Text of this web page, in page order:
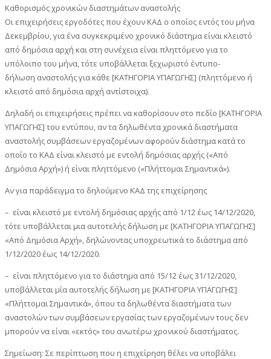
Καθορισμός χρονικών διαστημάτων αναστολής
Οι επιχειρήσεις εργοδότες που έχουν ΚΑΔ ο οποίος εντός του μήνα
Δεκεμβρίου, για ένα συγκεκριμένο χρονικό διάστημα είναι κλειστό
από δημόσια αρχή και στη συνέχεια είναι πληττόμενο για το
υπόλοιπο του μήνα, τότε υποβάλλεται ξεχωριστό έντυπο-
δήλωση αναστολής για κάθε [ΚΑΤΗΓΟΡΙΑ ΥΠΑΓΩΓΗΣ] (πληττόμενο ή
κλειστό από δημόσια αρχή αντίστοιχα).
Δηλαδή οι επιχειρήσεις πρέπει να καθορίσουν στο πεδίο [ΚΑΤΗΓΟΡΙΑ
ΥΠΑΓΩΓΗΣ] του εντύπου, αν τα δηλωθέντα χρονικά διαστήματα
αναστολής συμβάσεων εργαζομένων αφορούν διάστημα κατά το
οποίο το ΚΑΔ είναι κλειστό με εντολή δημόσιας αρχής («Από
Δημόσια Αρχή») ή είναι πληττόμενο («Πλήττομαι Σημαντικά»).
Αν για παράδειγμα το δηλούμενο ΚΑΔ της επιχείρησης
– είναι κλειστό με εντολή δημόσιας αρχής από 1/12 έως 14/12/2020,
τότε υποβάλλεται μια αυτοτελής δήλωση με [ΚΑΤΗΓΟΡΙΑ ΥΠΑΓΩΓΗΣ]
«Από Δημόσια Αρχή», δηλώνοντας υποχρεωτικά το διάστημα από
1/12/2020 έως 14/12/2020.
– είναι πληττόμενο για το διάστημα από 15/12 έως 31/12/2020,
υποβάλλεται μία αυτοτελής δήλωση με [ΚΑΤΗΓΟΡΙΑ ΥΠΑΓΩΓΗΣ]
«Πλήττομαι Σημαντικά», όπου τα δηλωθέντα διαστήματα των
αναστολών των συμβάσεων εργασίας των εργαζομένων τους δεν
μπορούν να είναι «εκτός» του ανωτέρω χρονικού διαστήματος.
Σημείωση: Σε περίπτωση που η επιχείρηση θέλει να υποβάλει